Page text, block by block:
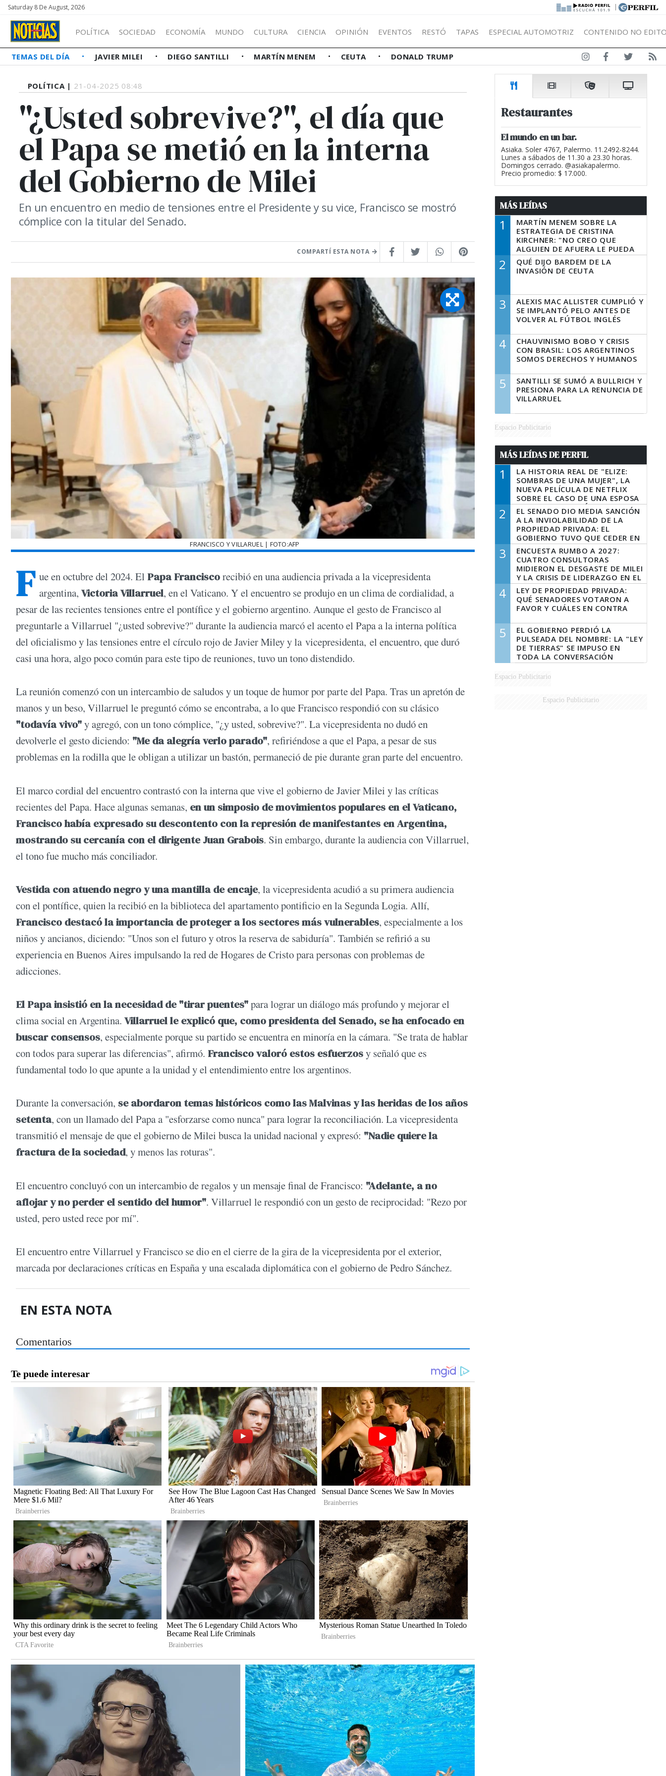
Saturday 8 De August, 2026 |
POLÍTICA SOCIEDAD ECONOMÍA MUNDO CULTURA CIENCIA OPINIÓN EVENTOS RESTÓ TAPAS ESPECIAL AUTOMOTRIZ CONTENIDO NO
TEMAS DEL DÍA JAVIER MILEI DIEGO SANTILLI MARTÍN MENEM CEUTA DONALD TRUMP
POLÍTICA | 21-04-2025 08:48
"¿Usted sobrevive?", el día que
el Papa se metió en la interna
del Gobierno de Milei
En un encuentro en medio de tensiones entre el Presidente y su vice, Francisco se mostró
cómplice con la titular del Senado.
COMPARTÍ ESTA NOTA
FRANCISCO Y VILLARUEL | FOTO:AFP
F ue en octubre del 2024. El Papa Franciscorecibió en una audiencia privada a la vicepresidenta
argentina, Victoria Villarruel, en el Vaticano. Y el encuentro se produjo en un clima de cordialidad, a
pesar de las recientes tensiones entre el pontífice y el gobierno argentino. Aunque el gesto de Francisco al
preguntarle a Villarruel "¿usted sobrevive?" durante la audiencia marcó el acento el Papa a la interna política
del oficialismo y las tensiones entre el círculo rojo de Javier Miley y la vicepresidenta, el encuentro, que duró
casi una hora, algo poco común para este tipo de reuniones, tuvo un tono distendido.
La reunión comenzó con un intercambio de saludos y un toque de humor por parte del Papa. Tras un apretón de
manos y un beso, Villarruel le preguntó cómo se encontraba, a lo que Francisco respondió con su clásico
"todavía vivo"y agregó, con un tono cómplice, "¿y usted, sobrevive?". La vicepresidenta no dudó en
devolverle el gesto diciendo: "Me da alegría verlo parado", refiriéndose a que el Papa, a pesar de sus
problemas en la rodilla que le obligan a utilizar un bastón, permaneció de pie durante gran parte del encuentro.
El marco cordial del encuentro contrastó con la interna que vive el gobierno de Javier Milei y las críticas
recientes del Papa. Hace algunas semanas, en un simposio de movimientos populares en el Vaticano,
Francisco había expresado su descontento con la represión de manifestantes en Argentina,
mostrando su cercanía con el dirigente Juan Grabois. Sin embargo, durante la audiencia con Villarruel,
el tono fue mucho más conciliador.
Vestida con atuendo negro y una mantilla de encaje, la vicepresidenta acudió a su primera audiencia
con el pontífice, quien la recibió en la biblioteca del apartamento pontificio en la Segunda Logia. Allí,
Francisco destacó la importancia de proteger a los sectores más vulnerables, especialmente a los
niños y ancianos, diciendo: "Unos son el futuro y otros la reserva de sabiduría". También se refirió a su
experiencia en Buenos Aires impulsando la red de Hogares de Cristo para personas con problemas de
adicciones.
El Papa insistió en la necesidad de "tirar puentes"para lograr un diálogo más profundo y mejorar el
clima social en Argentina. Villarruel le explicó que, como presidenta del Senado, se ha enfocado en
buscar consensos, especialmente porque su partido se encuentra en minoría en la cámara. "Se trata de hablar
con todos para superar las diferencias", afirmó. Francisco valoró estos esfuerzosy señaló que es
fundamental todo lo que apunte a la unidad y el entendimiento entre los argentinos.
Durante la conversación, se abordaron temas históricos como las Malvinas y las heridas de los años
setenta, con un llamado del Papa a "esforzarse como nunca" para lograr la reconciliación. La vicepresidenta
transmitió el mensaje de que el gobierno de Milei busca la unidad nacional y expresó: "Nadie quiere la
fractura de la sociedad, y menos las roturas".
El encuentro concluyó con un intercambio de regalos y un mensaje final de Francisco: "Adelante, a no
aflojar y no perder el sentido del humor". Villarruel le respondió con un gesto de reciprocidad: "Rezo por
usted, pero usted rece por mí".
El encuentro entre Villarruel y Francisco se dio en el cierre de la gira de la vicepresidenta por el exterior,
marcada por declaraciones críticas en España y una escalada diplomática con el gobierno de Pedro Sánchez.
EN ESTA NOTA
Comentarios
Restaurantes
El mundo en un bar.
Asiaka. Soler 4767, Palermo. 11.2492-8244.
Lunes a sábados de 11.30 a 23.30 horas.
Domingos cerrado. @asiakapalermo.
Precio promedio: $ 17.000.
MÁS LEÍDAS
1
MARTÍN MENEM SOBRE LA
ESTRATEGIA DE CRISTINA
KIRCHNER: "NO CREO QUE
ALGUIEN DE AFUERA LE PUEDA
DECIR A LA JUSTICIA LO QUE
TIENE QUE HACER"
2
QUÉ DIJO BARDEM DE LA
INVASIÓN DE CEUTA
3
ALEXIS MAC ALLISTER CUMPLIÓ Y
SE IMPLANTÓ PELO ANTES DE
VOLVER AL FÚTBOL INGLÉS
4
CHAUVINISMO BOBO Y CRISIS
CON BRASIL: LOS ARGENTINOS
SOMOS DERECHOS Y HUMANOS
5
SANTILLI SE SUMÓ A BULLRICH Y
PRESIONA PARA LA RENUNCIA DE
VILLARRUEL
Espacio Publicitario
MÁS LEÍDAS DE PERFIL
1
LA HISTORIA REAL DE "ELIZE:
SOMBRAS DE UNA MUJER", LA
NUEVA PELÍCULA DE NETFLIX
SOBRE EL CASO DE UNA ESPOSA
QUE DESCUARTIZÓ A SU
MARIDO
2
EL SENADO DIO MEDIA SANCIÓN
A LA INVIOLABILIDAD DE LA
PROPIEDAD PRIVADA: EL
GOBIERNO TUVO QUE CEDER EN
LA LEY DEL MANEJO DEL FUEGO
3
ENCUESTA RUMBO A 2027:
CUATRO CONSULTORAS
MIDIERON EL DESGASTE DE MILEI
Y LA CRISIS DE LIDERAZGO EN EL
PERONISMO
4
LEY DE PROPIEDAD PRIVADA:
QUÉ SENADORES VOTARON A
FAVOR Y CUÁLES EN CONTRA
5
EL GOBIERNO PERDIÓ LA
PULSEADA DEL NOMBRE: LA "LEY
DE TIERRAS" SE IMPUSO EN
TODA LA CONVERSACIÓN
DIGITAL
Espacio Publicitario
Espacio Publicitario